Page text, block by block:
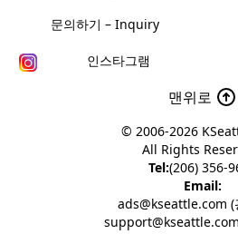
문의하기 – Inquiry
인스타그램
맨위로
© 2006-2026
All Rights
Tel:(206) 356-
Email:
ads@kseattle.com (